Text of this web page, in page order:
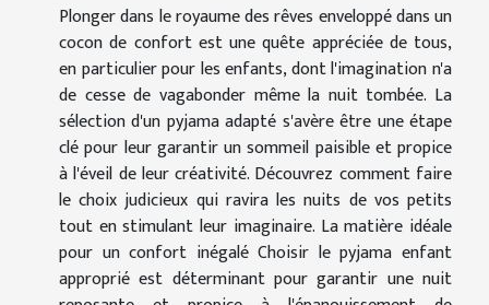
Plonger dans le royaume des rêves enveloppé dans un
cocon de confort est une quête appréciée de tous,
en particulier pour les enfants, dont l'imagination n'a
de cesse de vagabonder même la nuit tombée. La
sélection d'un pyjama adapté s'avère être une étape
clé pour leur garantir un sommeil paisible et propice
à l'éveil de leur créativité. Découvrez comment faire
le choix judicieux qui ravira les nuits de vos petits
tout en stimulant leur imaginaire. La matière idéale
pour un confort inégalé Choisir le pyjama enfant
approprié est déterminant pour garantir une nuit